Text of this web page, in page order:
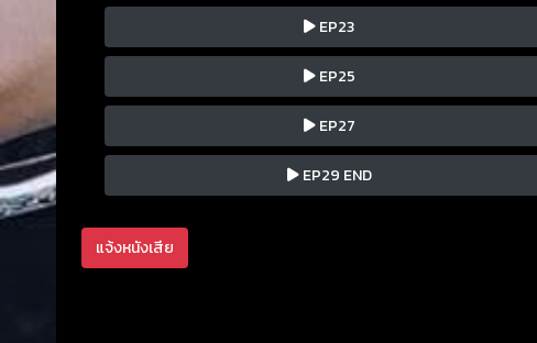
EP23
EP25
EP27
EP29 END
แจ้งหนังเสีย